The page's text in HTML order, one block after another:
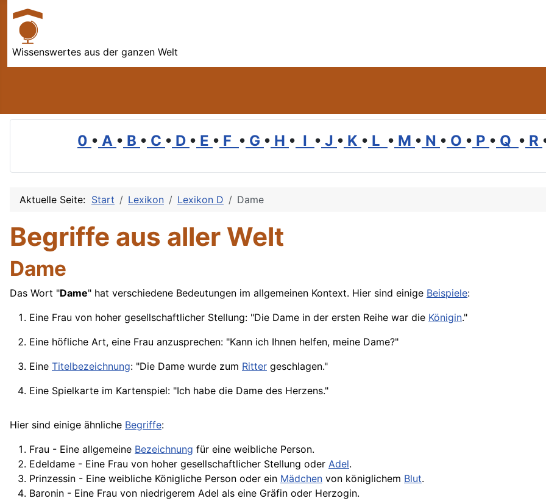
Wissenswertes aus der ganzen Welt
0 • A • B • C • D • E • F • G • H • I • J • K • L • M • N • O • P • Q • R
Aktuelle Seite: Start Lexikon Lexikon D Dame
Begriffe aus aller Welt
Dame
Das Wort "Dame" hat verschiedene Bedeutungen im allgemeinen Kontext. Hier sind einige Beispiele:
Eine Frau von hoher gesellschaftlicher Stellung: "Die Dame in der ersten Reihe war die Königin."
Eine höfliche Art, eine Frau anzusprechen: "Kann ich Ihnen helfen, meine Dame?"
Eine Titelbezeichnung: "Die Dame wurde zum Ritter geschlagen."
Eine Spielkarte im Kartenspiel: "Ich habe die Dame des Herzens."
Hier sind einige ähnliche Begriffe:
Frau - Eine allgemeine Bezeichnung für eine weibliche Person.
Edeldame - Eine Frau von hoher gesellschaftlicher Stellung oder Adel.
Prinzessin - Eine weibliche Königliche Person oder ein Mädchen von königlichem Blut.
Baronin - Eine Frau von niedrigerem Adel als eine Gräfin oder Herzogin.